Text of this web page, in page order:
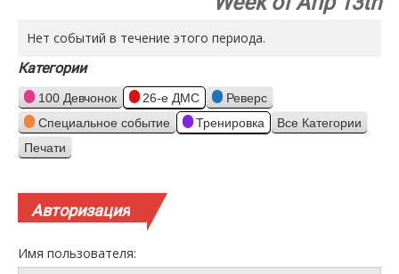
Нет событий в течение этого периода.
Категории
100 Девчонок 26-е ДМС
Реверс
Специальное событие
Тренировка Все Категории
Просмотр
Печати
Авторизация
Имя пользователя: